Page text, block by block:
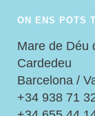
ON ENS POTS
Mare de Déu
Cardedeu
Barcelona /
+34 938 71